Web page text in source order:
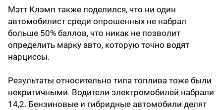
Мэтт Клэмп также поделился, что ни один
автомобилист среди опрошенных не набрал
больше 50% баллов, что никак не позволит
определить марку авто, которую точно водят
нарциссы.
Результаты относительно типа топлива тоже были
некритичными. Водители электромобилей набрали
14,2. Бензиновые и гибридные автомобили делят